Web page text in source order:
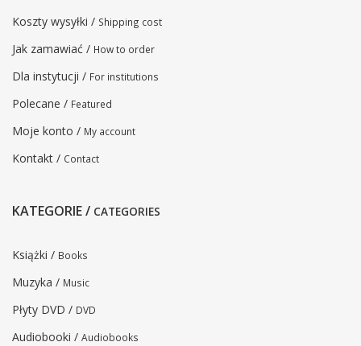
Koszty wysyłki / Shipping cost
Jak zamawiać / How to order
Dla instytucji / For institutions
Polecane / Featured
Moje konto / My account
Kontakt / Contact
KATEGORIE / CATEGORIES
Książki / Books
Muzyka / Music
Płyty DVD / DVD
Audiobooki / Audiobooks